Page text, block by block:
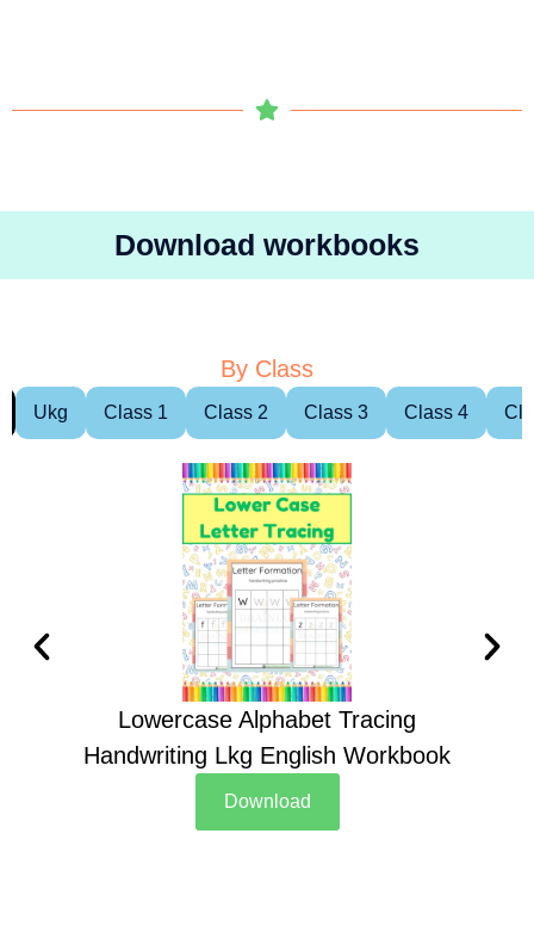
Download workbooks
By Class
Ukg Class 1 Class 2 Class 3 Class 4
Lowercase Alphabet Tracing
Handwriting Lkg English Workbook
Download